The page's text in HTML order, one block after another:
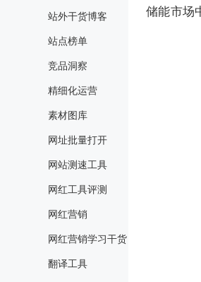
站外干货博客
站点榜单
竞品洞察
精细化运营
素材图库
网址批量打开
网站测速工具
网红工具评测
网红营销
网红营销学习干货
翻译工具
储能市场